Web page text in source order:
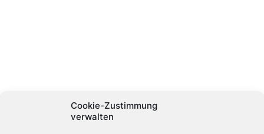
Cookie-Zustimmung
verwalten